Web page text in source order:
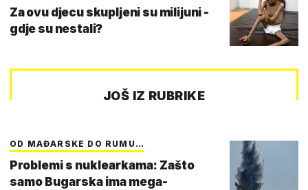
Za ovu djecu skupljeni su milijuni -
gdje su nestali?
JOŠ IZ RUBRIKE
OD MAĐARSKE DO RUMU…
Problemi s nuklearkama: Zašto
samo Bugarska ima mega-